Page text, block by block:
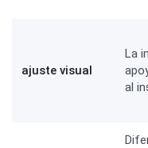
ajuste visual
La
al